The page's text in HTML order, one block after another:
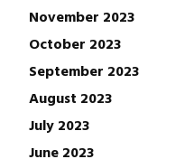
November 2023
October 2023
September 2023
August 2023
July 2023
June 2023